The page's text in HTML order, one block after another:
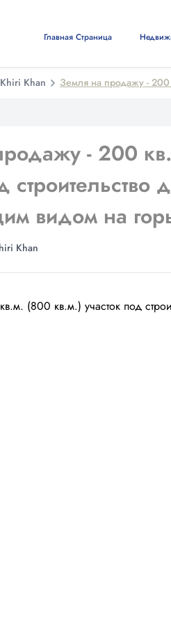
Главная Страница
Khan Земля на продажу - 200
- 200
строительство
видом на
Khan